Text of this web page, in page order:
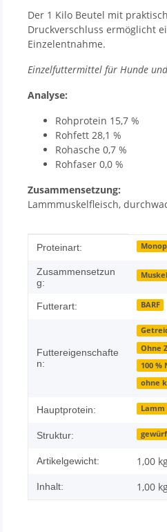
Der 1 Kilo Beutel mit
Druckverschluss ermöglicht
Einzelentnahme.
Einzelfuttermittel für Hunde
Analyse:
Rohprotein 15,7 %
Rohfett 28,1 %
Rohasche 0,7 %
Rohfaser 0,0 %
Zusammensetzung:
Lammmuskelfleisch,
Produkteigenschaft
Wert
Proteinart:
Zusammensetzun
g:
Futterart: BARF
Futtereigenschafte
n:
Ohne
100
ohne
Hauptprotein: Lamm
Struktur:
Artikelgewicht: 1,00
Inhalt: 1,00